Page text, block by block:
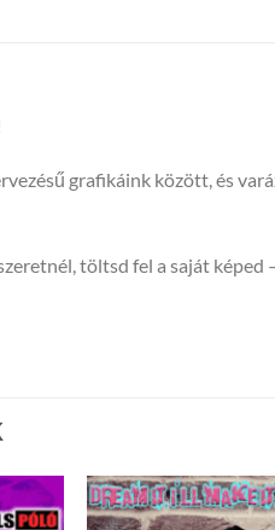
grafikáink között, és
töltsd fel a saját képed